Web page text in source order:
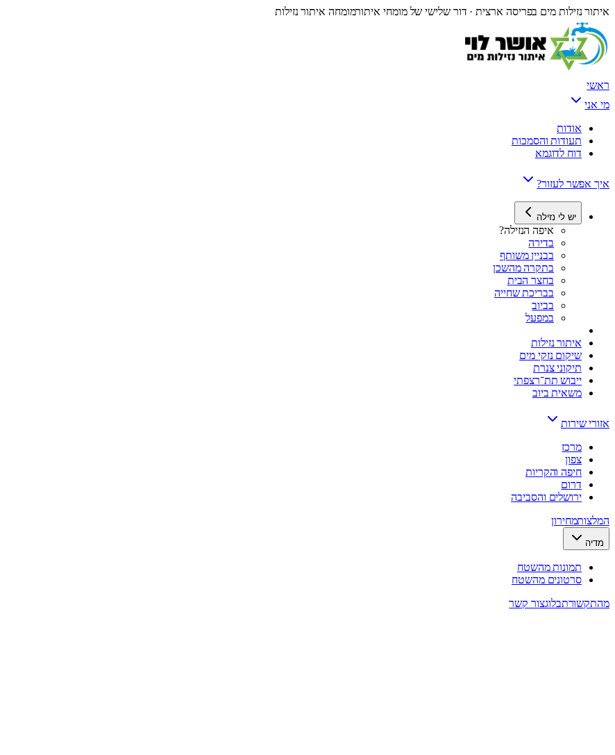
איתור נזילות מים בפריסה ארצית · דור שלישי של מומחי איתורמומחה איתור נזילות
ראשי
מי אני
אודות
תעודות והסמכות
דוח לדוגמא
איך אפשר לעזור?
יש לי נזילה
איפה הנזילה?
בדירה
בבניין משותף
בתקרה מהשכן
בחצר הבית
בבריכת שחייה
בביוב
במפעל
איתור נזילות
שיקום נזקי מים
תיקוני צנרת
ייבוש תת־רצפתי
משאית ביוב
אזורי שירות
מרכז
צפון
חיפה והקריות
דרום
ירושלים והסביבה
המלצותמחירון
מדיה
תמונות מהשטח
סרטונים מהשטח
מהתקשורתבלוגצור קשר